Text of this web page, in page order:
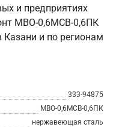
и предприятиях
МВО-0,6МСВ-0,6ПК
Казани и по регионам
333-94875
МВО-0,6МСВ-0,6ПК
нержавеющая сталь